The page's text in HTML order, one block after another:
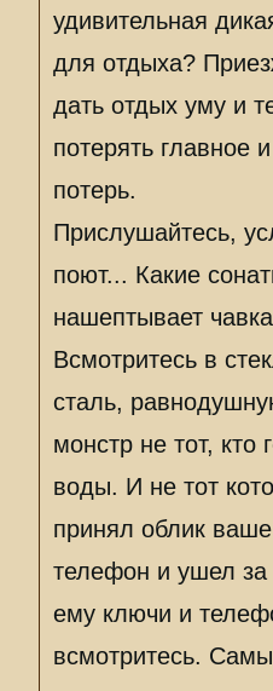
удивительная
для отдыха?
дать отдых уму и
потерять главное
потерь.
Прислушайтесь,
поют... Какие
нашептывает
Всмотритесь в
сталь,
монстр не тот, кто
воды. И не тот
принял облик
телефон и ушел
ему ключи и
всмотритесь.